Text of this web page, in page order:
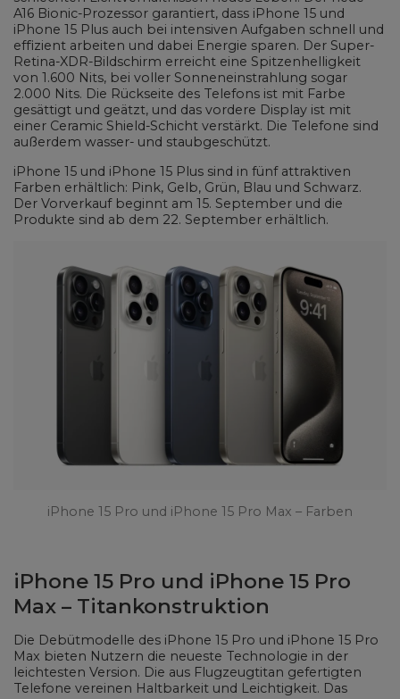
A16 Bionic-Prozessor garantiert, dass iPhone 15 und
iPhone 15 Plus auch bei intensiven Aufgaben schnell und
effizient arbeiten und dabei Energie sparen. Der Super-
Retina-XDR-Bildschirm erreicht eine Spitzenhelligkeit
von 1.600 Nits, bei voller Sonneneinstrahlung sogar
2.000 Nits. Die Rückseite des Telefons ist mit Farbe
gesättigt und geätzt, und das vordere Display ist mit
einer Ceramic Shield-Schicht verstärkt. Die Telefone sind
außerdem wasser- und staubgeschützt.
iPhone 15 und iPhone 15 Plus sind in fünf attraktiven
Farben erhältlich: Pink, Gelb, Grün, Blau und Schwarz.
Der Vorverkauf beginnt am 15. September und die
Produkte sind ab dem 22. September erhältlich.
iPhone 15 Pro und iPhone 15 Pro Max – Farben
iPhone 15 Pro und iPhone 15 Pro
Max – Titankonstruktion
Die Debütmodelle des iPhone 15 Pro und iPhone 15 Pro
Max bieten Nutzern die neueste Technologie in der
leichtesten Version. Die aus Flugzeugtitan gefertigten
Telefone vereinen Haltbarkeit und Leichtigkeit. Das